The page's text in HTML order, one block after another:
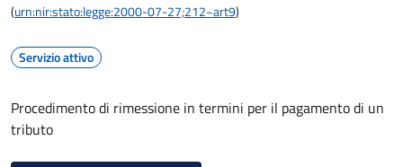
(urn:nir:stato:legge:2000-07-27;212~art9)
Servizio attivo
Procedimento di rimessione in termini per il pagamento di un
tributo